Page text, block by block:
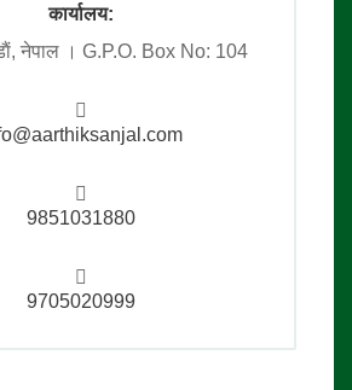
कार्यालय:
नेपाल । G.P.O. Box No: 104
9851031880
9705020999